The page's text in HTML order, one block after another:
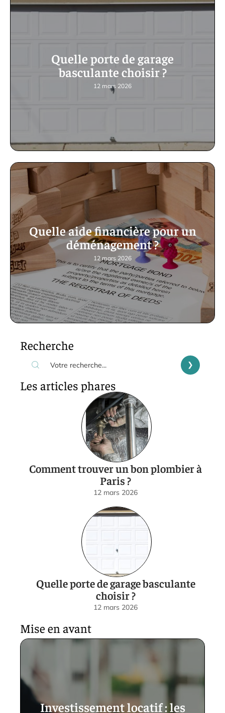
Quelle porte de garage
basculante choisir ?
12 mars 2026
Quelle aide financière pour un
déménagement ?
12 mars 2026
Recherche
Les articles phares
Comment trouver un bon plombier à
Paris ?
12 mars 2026
Quelle porte de garage basculante
choisir ?
12 mars 2026
Mise en avant
Investissement locatif : les